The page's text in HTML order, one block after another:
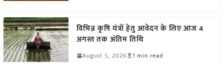
विभिन्न कृषि यंत्रों हेतु आवेदन के लिए आज 4
अगस्त तक अंतिम तिथि
August 5, 2026 1 min read